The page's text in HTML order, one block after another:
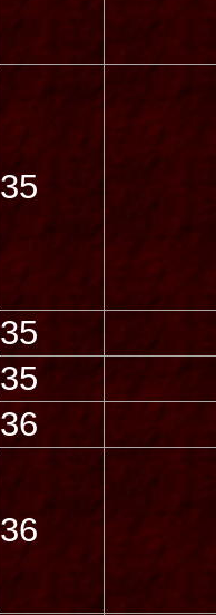
35
35
35
36
36